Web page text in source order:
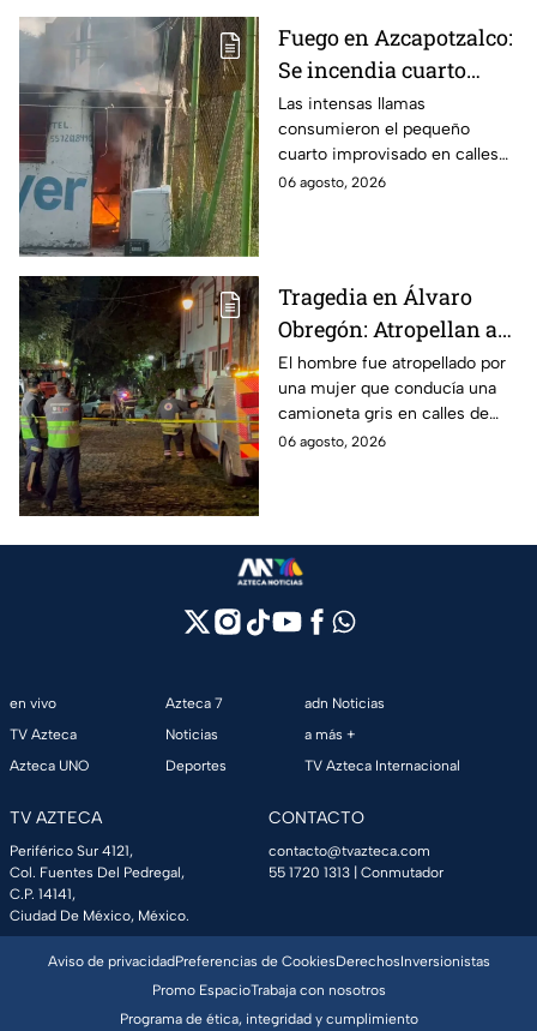
Fuego en Azcapotzalco:
Se incendia cuarto
improvisado en la
Industrial Vallejo;
rompen cadenas para
combatir las llamas
Las intensas llamas
consumieron el pequeño
cuarto improvisado en calles
de Azcapotzalco; bomberos
06 agosto, 2026
Tragedia en Álvaro
Obregón: Atropellan a
hombre en situación de
calle y queda prensado
en San Ángel, CDMX
El hombre fue atropellado por
una mujer que conducía una
camioneta gris en calles de
San Ángel; la responsable ya
06 agosto, 2026
en vivo
TV Azteca
Azteca UNO
Azteca 7
Noticias
Deportes
adn Noticias
a más +
TV Azteca Internacional
TV AZTECA
Periférico Sur 4121,
Col. Fuentes Del Pedregal,
C.P. 14141,
Ciudad De México, México.
CONTACTO
contacto@tvazteca.com
55 1720 1313 | Conmutador
Aviso de privacidadPreferencias de CookiesDerechosInversionistas
Promo EspacioTrabaja con nosotros
Programa de ética, integridad y cumplimiento